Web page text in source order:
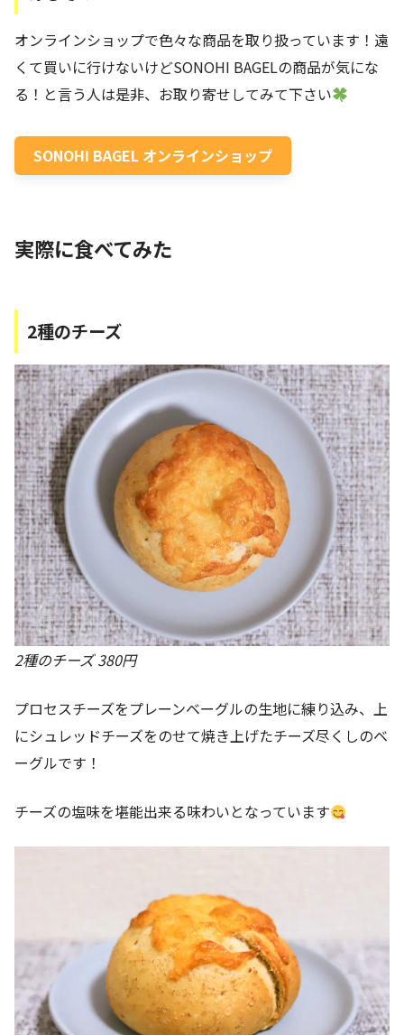
オンラインショップで色々な商品を取り扱っています！遠
くて買いに行けないけどSONOHI BAGELの商品が気にな
る！と言う人は是非、お取り寄せしてみて下さい
SONOHI BAGEL オンラインショップ
実際に食べてみた
2種のチーズ
2種のチーズ 380円
プロセスチーズをプレーンベーグルの生地に練り込み、上
にシュレッドチーズをのせて焼き上げたチーズ尽くしのベ
ーグルです！
チーズの塩味を堪能出来る味わいとなっています